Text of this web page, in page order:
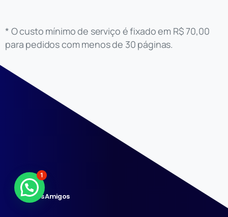
* O custo mínimo de serviço é fixado em R$ 70,00
para pedidos com menos de 30 páginas.
Clientes Amigos
1